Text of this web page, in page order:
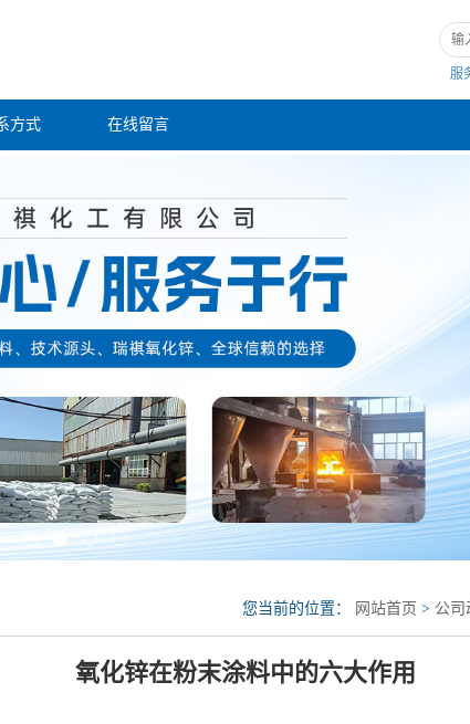
服
方式 在线留言
您当前的位置： 网站首页 > 公司
氧化锌在粉末涂料中的六大作用